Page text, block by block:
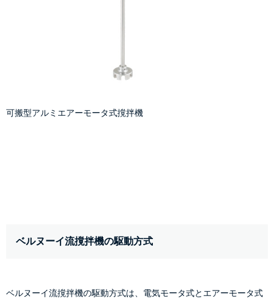
可搬型アルミエアーモータ式撹拌機
ベルヌーイ流撹拌機の駆動方式
ベルヌーイ流撹拌機の駆動方式は、電気モータ式とエアーモータ式